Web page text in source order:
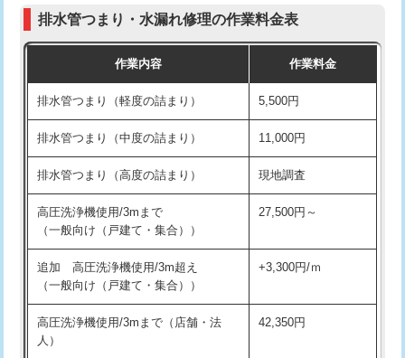
追加人工 16,500円
現場見積
※給水管工事は20mmまでの価格です。
交換・取付（その他部品） 11,000円+材料費
持込商品取付（単水栓） 13,200円
持込商品取付（混合水栓） 16,500円
持込商品取付（浄水器・分岐水栓） 16,500円
給水管工事※（ホール加工) 16,500円
給水管工事※（バンド止め) 3,300円
給水管工事※（支持金具設置)
給水管工事※（保温材使用（バンド止
め込み）)
5,500円
給水管工事※（土の掘削・埋め戻し作
業)
11,000円
排水管つまり・水漏れ修理の作業料金表
作業内容 作業料金
排水管つまり（軽度の詰まり） 5,500円
排水管つまり（中度の詰まり） 11,000円
排水管つまり（高度の詰まり） 現地調査
高圧洗浄機使用/3mまで
（一般向け（戸建て・集合））
27,500円～
追加 高圧洗浄機使用/3m超え
（一般向け（戸建て・集合））
+3,300円/ｍ
高圧洗浄機使用/3mまで（店舗・法
人）
42,350円